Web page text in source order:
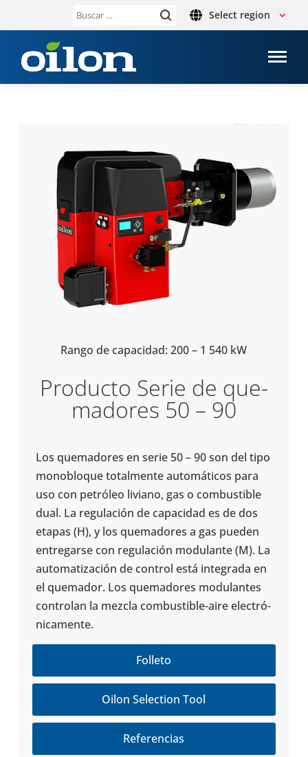
Buscar: Select region
Rango de capa­ci­dad: 200 – 1 540 kW
Pro­ducto Serie de que­
ma­do­res 50 – 90
Los que­ma­do­res en serie 50 – 90 son del tipo
mono­blo­que total­mente auto­má­ti­cos para
uso con petró­leo liviano, gas o com­bus­ti­ble
dual. La regu­la­ción de capa­ci­dad es de dos
etapas (H), y los que­ma­do­res a gas pueden
entre­garse con regu­la­ción modu­lante (M). La
auto­ma­ti­za­ción de control está inte­grada en
el que­ma­dor. Los que­ma­do­res modu­lan­tes
con­tro­lan la mezcla combustible-​aire elec­tró­
ni­ca­mente.
Folleto
Oilon Selection Tool
Referencias